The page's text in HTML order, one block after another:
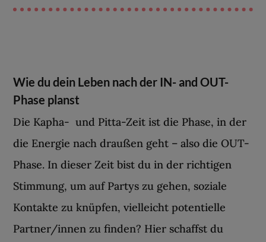
Wie du dein Leben nach der IN- and OUT-
Phase planst
Die Kapha- und Pitta-Zeit ist die Phase, in der
die Energie nach draußen geht – also die OUT-
Phase. In dieser Zeit bist du in der richtigen
Stimmung, um auf Partys zu gehen, soziale
Kontakte zu knüpfen, vielleicht potentielle
Partner/innen zu finden? Hier schaffst du